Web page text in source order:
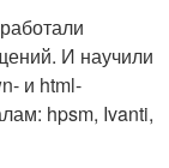
И научили
и html-
hpsm, Ivanti,